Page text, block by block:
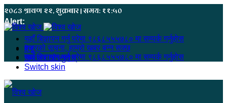
२०८३ श्रावण २२, शुक्रबार | समय: ११:५०
Alert:
यहाँ बिज्ञापन गर्नु परेमा ९८६८५५५७८० मा सम्पर्क गर्नुहोस
हजुरको सूचना, हाम्रो खबर बन्न सक्छ
यहाँ बिज्ञापन गर्नु परेमा ९८६८५५५७८० मा सम्पर्क गर्नुहोस
मेनू
समाचार खोज्नुहोस्
Switch skin